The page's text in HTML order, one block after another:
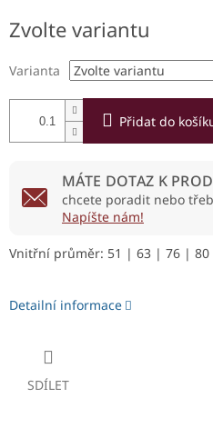
cena:
Zvolte variantu
Varianta
Přidat do
MÁTE DOTAZ K
chcete poradit nebo
Napíšte nám!
Vnitřní průměr: 51 | 63 | 76 |
Detailní informace
SDÍLET